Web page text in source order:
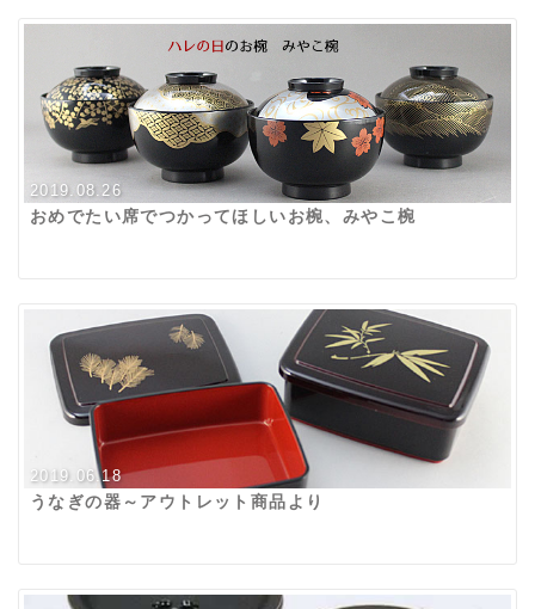
2019.08.26
おめでたい席でつかってほしいお椀、みやこ椀
2019.06.18
うなぎの器～アウトレット商品より